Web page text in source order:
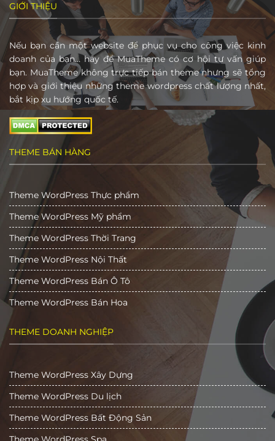
GIỚI THIỆU
Nếu bạn cần một website để phục vụ cho công việc kinh
doanh của bạn… hãy để MuaTheme có cơ hội tư vấn giúp
bạn. MuaTheme không trực tiếp bán theme nhưng sẽ tổng
hợp và giới thiệu những theme wordpress chất lượng nhất,
bắt kịp xu hướng quốc tế.
THEME BÁN HÀNG
Theme WordPress Thực phẩm
Theme WordPress Mỹ phẩm
Theme WordPress Thời Trang
Theme WordPress Nội Thất
Theme WordPress Bán Ô Tô
Theme WordPress Bán Hoa
THEME DOANH NGHIỆP
Theme WordPress Xây Dựng
Theme WordPress Du lịch
Theme WordPress Bất Động Sản